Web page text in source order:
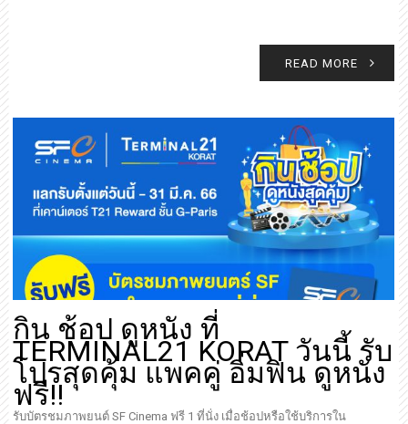
READ MORE
กิน ช้อป ดูหนัง ที่
TERMINAL21 KORAT วันนี้ รับ
โปรสุดคุ้ม แพคคู่ อิ่มฟิน ดูหนัง
ฟรี!!
รับบัตรชมภาพยนต์ SF Cinema ฟรี 1 ที่นั่ง เมื่อช้อปหรือใช้บริการใน